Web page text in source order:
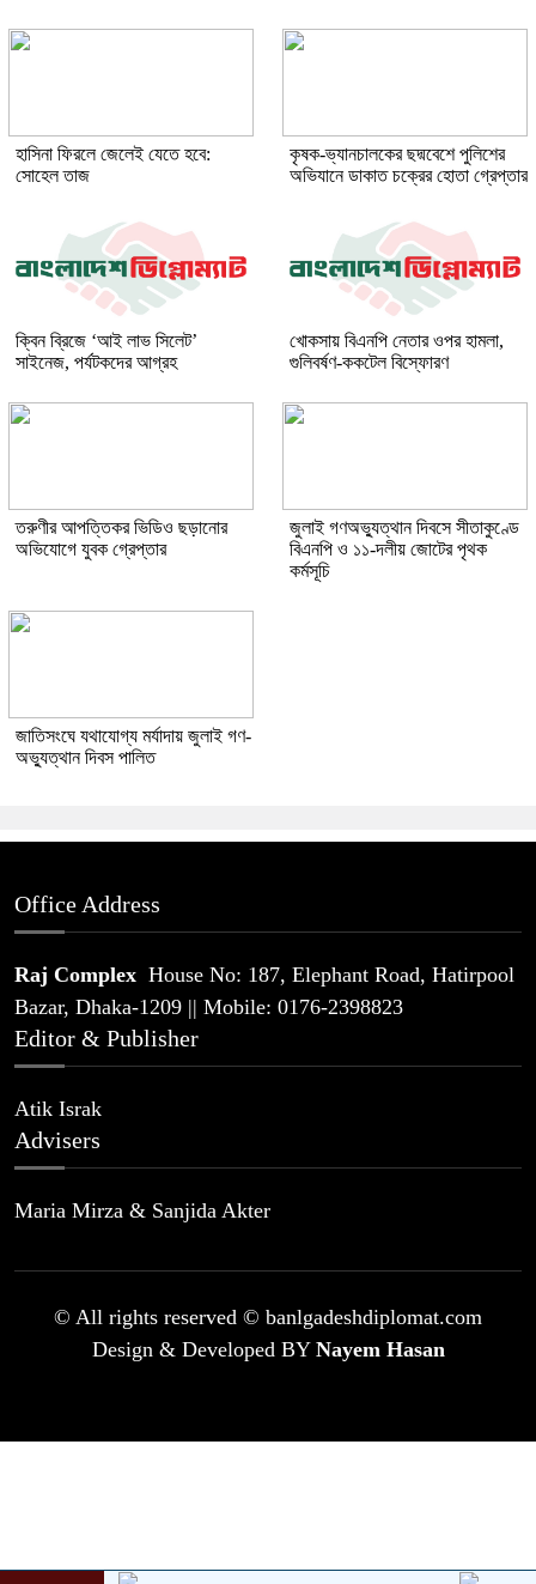
হাসিনা ফিরলে জেলেই যেতে হবে:
সোহেল তাজ
কৃষক-ভ্যানচালকের ছদ্মবেশে পুলিশের
অভিযানে ডাকাত চক্রের হোতা গ্রেপ্তার
ক্বিন ব্রিজে ‘আই লাভ সিলেট’
সাইনেজ, পর্যটকদের আগ্রহ
খোকসায় বিএনপি নেতার ওপর হামলা,
গুলিবর্ষণ-ককটেল বিস্ফোরণ
তরুণীর আপত্তিকর ভিডিও ছড়ানোর
অভিযোগে যুবক গ্রেপ্তার
জুলাই গণঅভ্যুত্থান দিবসে সীতাকুণ্ডে
বিএনপি ও ১১-দলীয় জোটের পৃথক
কর্মসূচি
জাতিসংঘে যথাযোগ্য মর্যাদায় জুলাই গণ-
অভ্যুত্থান দিবস পালিত
Office Address
Raj Complex House No: 187, Elephant Road, Hatirpool
Bazar, Dhaka-1209 || Mobile: 0176-2398823
Editor & Publisher
Atik Israk
Advisers
Maria Mirza & Sanjida Akter
© All rights reserved © banlgadeshdiplomat.com
Design & Developed BY Nayem Hasan